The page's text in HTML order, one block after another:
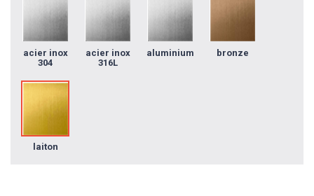
acier inox
304
acier inox
316L
aluminium bronze
laiton